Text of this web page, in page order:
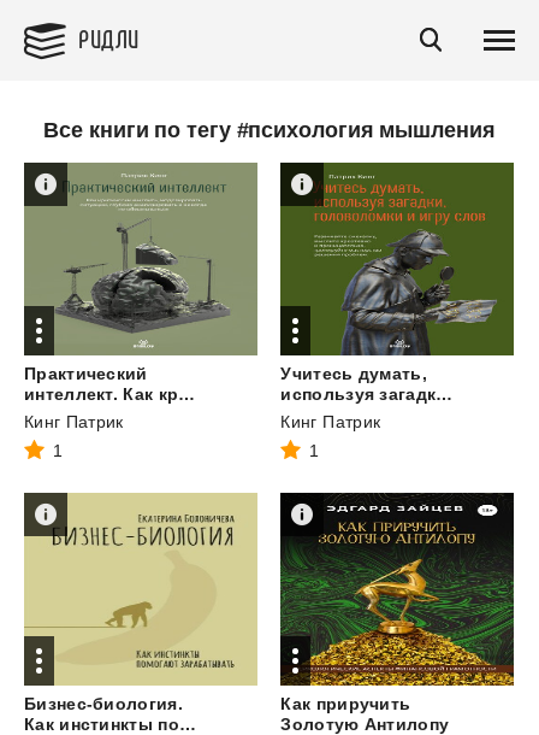
РИДЛИ
Все книги по тегу #психология мышления
Практический
интеллект. Как критически мыслить, моделировать ситуации, глубоко анализировать и никогда не обманываться
Кинг Патрик
1
Учитесь думать,
используя загадки, головоломки и игру слов. Развивайте смекалку, мыслите креативно и проницательно, тренируйте мастерство решения проблем
Кинг Патрик
1
Бизнес-биология.
Как инстинкты помогают зарабатывать
Как приручить
Золотую Антилопу